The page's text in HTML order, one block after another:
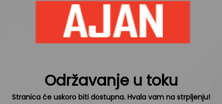
Održavanje u toku
Stranica će uskoro biti dostupna. Hvala vam na strpljenju!